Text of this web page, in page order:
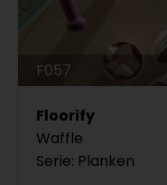
F057
Floorify
Waffle
Serie: Planken